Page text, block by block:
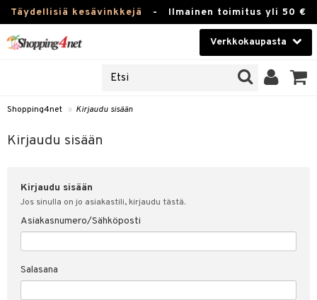
Täydellisiä kesävinkkejä - Ilmainen toimitus yli 50 €
Verkkokaupasta
Piilolinssit
Luontaistuotteet
Fitness
Koti & Sisustus
Lelut, Lapsi & Vauva
Tuotemerkkejä
Shopping4net » Kirjaudu sisään
Kirjaudu sisään
Kirjaudu sisään
Jos sinulla on jo asiakastili, kirjaudu tästä.
Asiakasnumero/Sähköposti
Salasana
sisään
& vastauksia
myyntiehdot